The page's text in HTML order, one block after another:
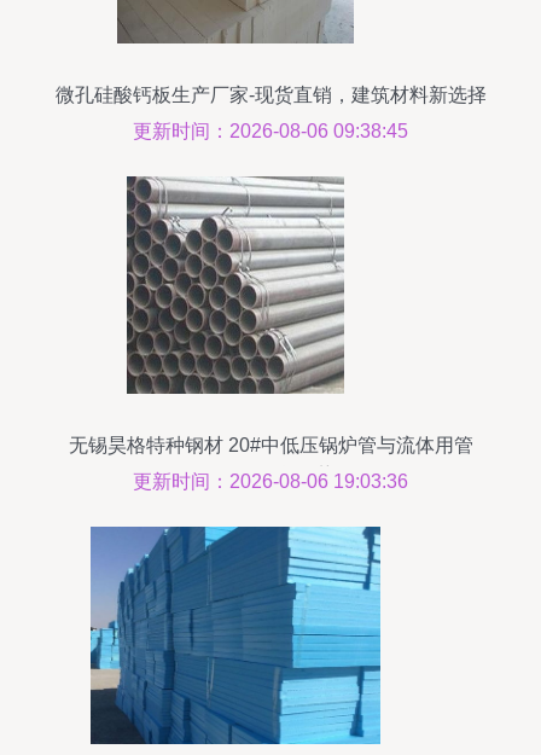
微孔硅酸钙板生产厂家-现货直销，建筑材料新选择
更新时间：2026-08-06 09:38:45
无锡昊格特种钢材 20#中低压锅炉管与流体用管
3087/8163现货优势解析
更新时间：2026-08-06 19:03:36